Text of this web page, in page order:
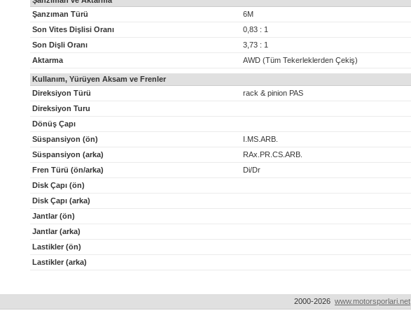
Şanzıman Türü
6M
Son Vites Dişlisi Oranı
0,83 : 1
Son Dişli Oranı
3,73 : 1
Aktarma
AWD (Tüm Tekerleklerden Çekiş)
Kullanım, Yürüyen Aksam ve Frenler
Direksiyon Türü
rack & pinion PAS
Direksiyon Turu
Dönüş Çapı
Süspansiyon (ön)
I.MS.ARB.
Süspansiyon (arka)
RAx.PR.CS.ARB.
Fren Türü (ön/arka)
Di/Dr
Disk Çapı (ön)
Disk Çapı (arka)
Jantlar (ön)
Jantlar (arka)
Lastikler (ön)
Lastikler (arka)
2000-2026 www.motorsporlari.net